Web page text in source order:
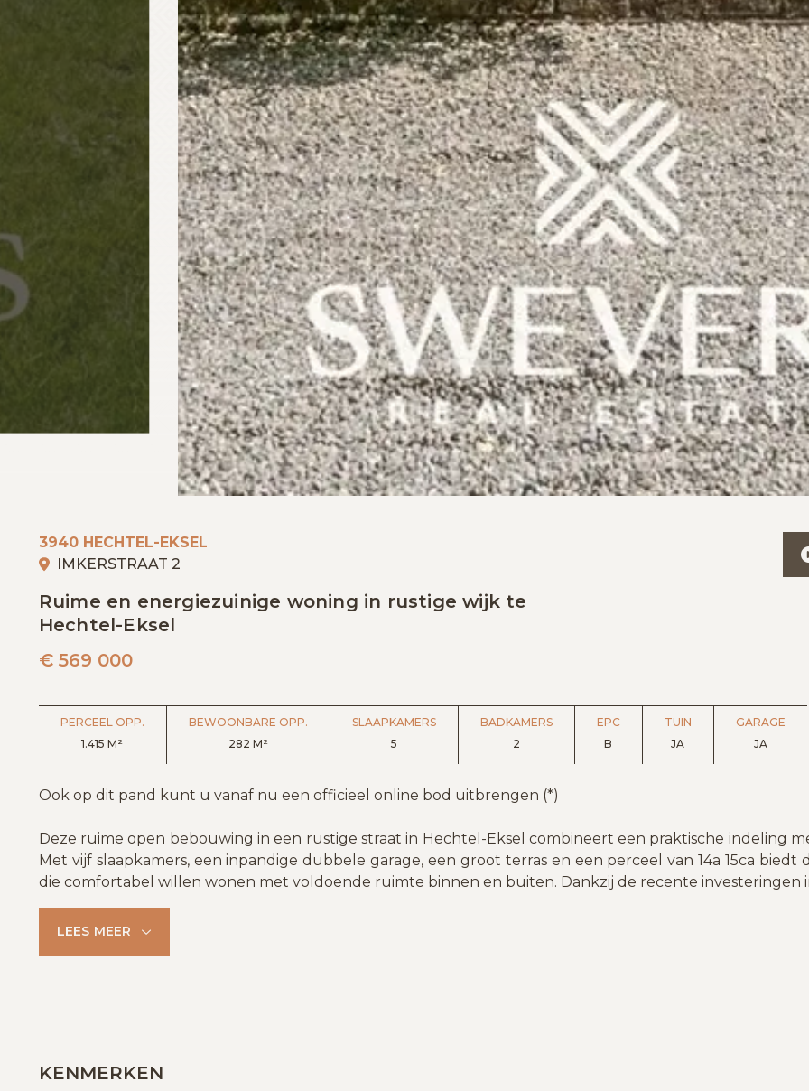
3940 HECHTEL-EKSEL
IMKERSTRAAT 2
Ruime en energiezuinige woning in rustige wijk te
Hechtel-Eksel
€569 000
PERCEEL OPP.
1.415 M²
BEWOONBARE OPP.
282 M²
SLAAPKAMERS
5
BADKAMERS
2
EPC
B
TUIN
JA
GARAGE
JA
Ook op dit pand kunt u vanaf nu een officieel online bod uitbrengen (*)
Deze ruime open bebouwing in een rustige straat in Hechtel-Eksel combineert een praktische indeling
Met vijf slaapkamers, een inpandige dubbele garage, een groot terras en een perceel van 14a 15ca
die comfortabel willen wonen met voldoende ruimte binnen en buiten. Dankzij de recente investeringen
LEES MEER
KENMERKEN